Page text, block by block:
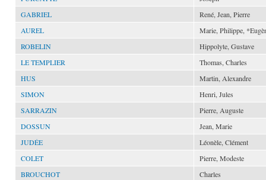
GABRIEL
René, Jean, Pierre
AUREL
Marie, Philippe,
ROBELIN
Hippolyte, Gustave
LE TEMPLIER
Thomas, Charles
HUS
Martin, Alexandre
SIMON
Henri, Jules
SARRAZIN
Pierre, Auguste
DOSSUN
Jean, Marie
JUDÉE
Léonèle, Clément
COLET
Pierre, Modeste
BROUCHOT
Charles